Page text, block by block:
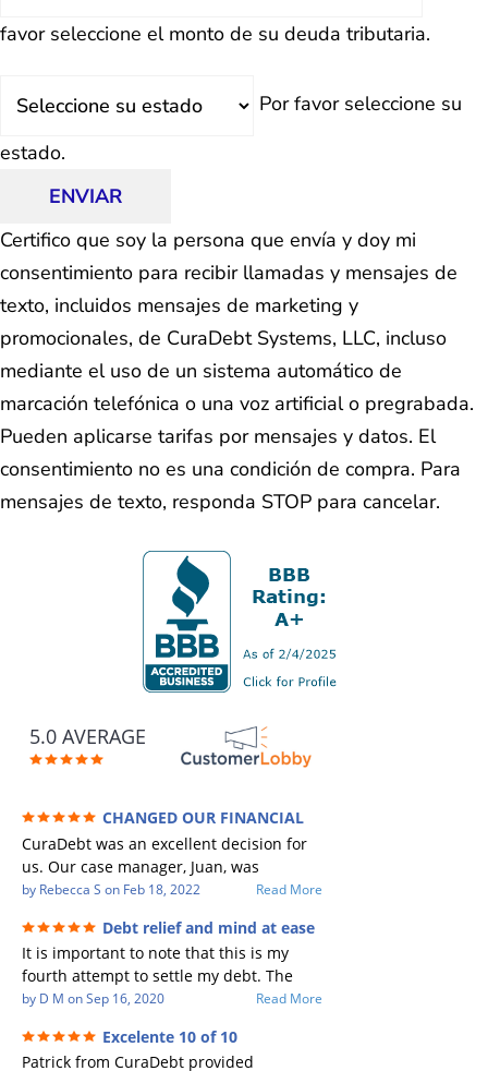
favor seleccione el monto de su deuda tributaria.
Por favor seleccione su
estado.
ENVIAR
Certifico que soy la persona que envía y doy mi
consentimiento para recibir llamadas y mensajes de
texto, incluidos mensajes de marketing y
promocionales, de CuraDebt Systems, LLC, incluso
mediante el uso de un sistema automático de
marcación telefónica o una voz artificial o pregrabada.
Pueden aplicarse tarifas por mensajes y datos. El
consentimiento no es una condición de compra. Para
mensajes de texto, responda STOP para cancelar.
5.0 AVERAGE
CHANGED OUR FINANCIAL
FUTURE (credit 200 Points / 90 K in debt
GONE)
CuraDebt was an excellent decision for
us. Our case manager, Juan, was
incredible to work with. He and Julio
Every communication was quickly
responded to and all of our questions
were answered. We were able to clear
up in excess of 90 K in debt in a few
years with a manageable payment.
CuraDebt gave us the opportunity to
by Rebecca S on Feb 18, 2022 Read More
Debt relief and mind at ease
It is important to note that this is my
fourth attempt to settle my debt. The
first debt settlement company gave me
a debtor listing me as a charge off on my
by D M onSep 16, 2020 Read More
Excelente 10 of 10
Patrick from CuraDebt provided